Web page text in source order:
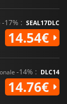
-17% : SEAL17DLC
14.54€
-14% : DLC14
14.76€